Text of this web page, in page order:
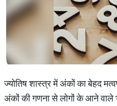
ज्योतिष शास्त्र में अंकों का बेहद
अंकों की गणना से लोगों के आने वाले